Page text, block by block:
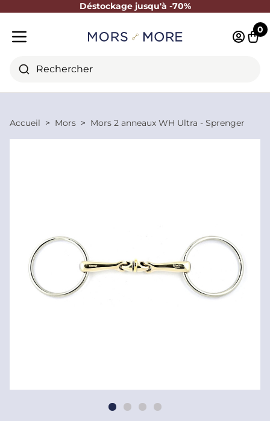
Déstockage jusqu'à -70%
Fermer
Rechercher
0
Accueil Mors Mors 2 anneaux WH Ultra - Sprenger